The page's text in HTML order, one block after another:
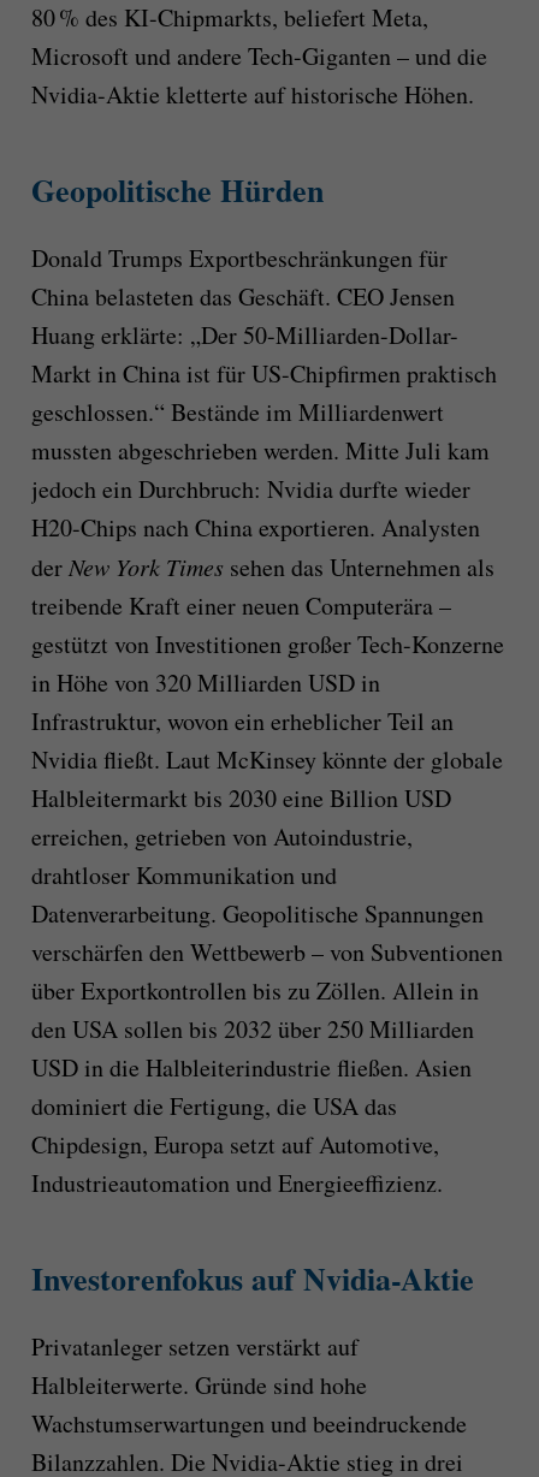
80 % des KI-Chipmarkts, beliefert Meta,
Microsoft und andere Tech-Giganten – und die
Nvidia-Aktie kletterte auf historische Höhen.
Geopolitische Hürden
Donald Trumps Exportbeschränkungen für
China belasteten das Geschäft. CEO Jensen
Huang erklärte: „Der 50-Milliarden-Dollar-
Markt in China ist für US-Chipfirmen praktisch
geschlossen.“ Bestände im Milliardenwert
mussten abgeschrieben werden. Mitte Juli kam
jedoch ein Durchbruch: Nvidia durfte wieder
H20-Chips nach China exportieren. Analysten
der New York Timessehen das Unternehmen als
treibende Kraft einer neuen Computerära –
gestützt von Investitionen großer Tech-Konzerne
in Höhe von 320 Milliarden USD in
Infrastruktur, wovon ein erheblicher Teil an
Nvidia fließt. Laut McKinsey könnte der globale
Halbleitermarkt bis 2030 eine Billion USD
erreichen, getrieben von Autoindustrie,
drahtloser Kommunikation und
Datenverarbeitung. Geopolitische Spannungen
verschärfen den Wettbewerb – von Subventionen
über Exportkontrollen bis zu Zöllen. Allein in
den USA sollen bis 2032 über 250 Milliarden
USD in die Halbleiterindustrie fließen. Asien
dominiert die Fertigung, die USA das
Chipdesign, Europa setzt auf Automotive,
Industrieautomation und Energieeffizienz.
Investorenfokus auf Nvidia-Aktie
Privatanleger setzen verstärkt auf
Halbleiterwerte. Gründe sind hohe
Wachstumserwartungen und beeindruckende
Bilanzzahlen. Die Nvidia-Aktie stieg in drei